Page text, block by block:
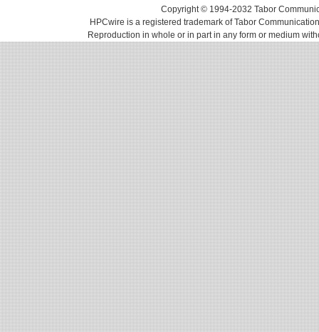
Copyright © 1994-2032 Tabor
HPCwire is a registered trademark of Tabor
Reproduction in whole or in part in any form or medium